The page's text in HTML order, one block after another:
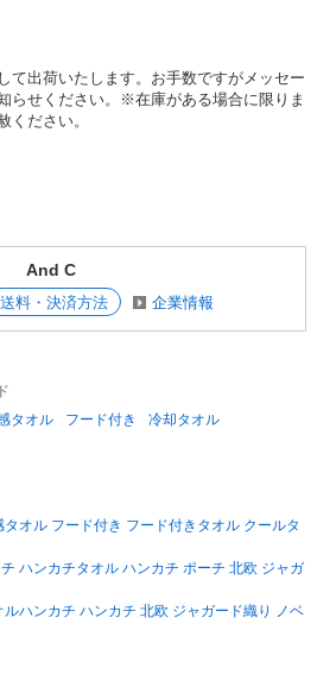
て出荷いたします。お手数ですがメッセー
らせください。※在庫がある場合に限りま
ください。
しております。（お洗濯で消えます。不良
ございませんので、
さい。
料無料。
記載している数値と個体差によって異なる
やモニターの設定などの違いにより、実際
And C
送料・決済方法 企業情報
タオル フード付き
冷却タオル
オル フード付き フード付きタオル クールタ
ハンカチタオル ハンカチ ポーチ 北欧 ジャガ
ルハンカチ ハンカチ 北欧 ジャガード織り ノベ